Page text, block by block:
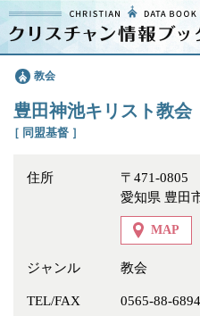
クリスチャン
情報ブックとは
よくあるご質問
教会
豊田神池キリスト教会
［ 同盟基督 ］
住所
〒471-0805
愛知県 豊田
MAP
ジャンル 教会
TEL/FAX 0565-88-6894